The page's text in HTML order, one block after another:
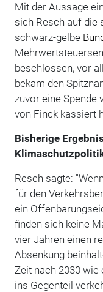
Mit der Aussage
sich Resch auf die
schwarz-gelbe
beschlossen, vor
bekam den
zuvor eine Spende
von Finck kassiert
Bisherige
Resch sagte:
für den
ein
finden sich keine
vier Jahren einen
Absenkung
Zeit nach 2030 wie
ins Gegenteil